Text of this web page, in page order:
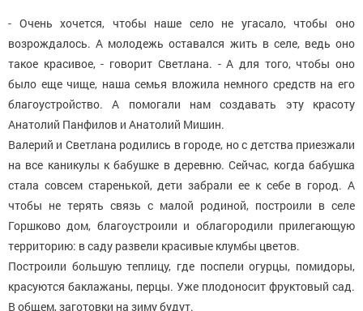
- Очень хочется, чтобы наше село не угасало, чтобы оно
возрождалось. А молодежь оставался жить в селе, ведь оно
такое красивое, - говорит Светлана. - А для того, чтобы оно
было еще чище, наша семья вложила немного средств на его
благоустройство. А помогали нам создавать эту красоту
Анатолий Панфилов и Анатолий Мишин.
Валерий и Светлана родились в городе, но с детства приезжали
на все каникулы к бабушке в деревню. Сейчас, когда бабушка
стала совсем старенькой, дети забрали ее к себе в город. А
чтобы не терять связь с малой родиной, построили в селе
Горшково дом, благоустроили и облагородили прилегающую
территорию: в саду развели красивые клумбы цветов.
Построили большую теплицу, где поспели огурцы, помидоры,
красуются баклажаны, перцы. Уже плодоносит фруктовый сад.
В общем, заготовки на зиму будут.